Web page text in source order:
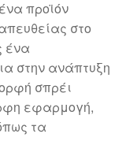
προϊόν
στο
ένα
στην ανάπτυξη
σπρέι
εφαρμογή,
τα